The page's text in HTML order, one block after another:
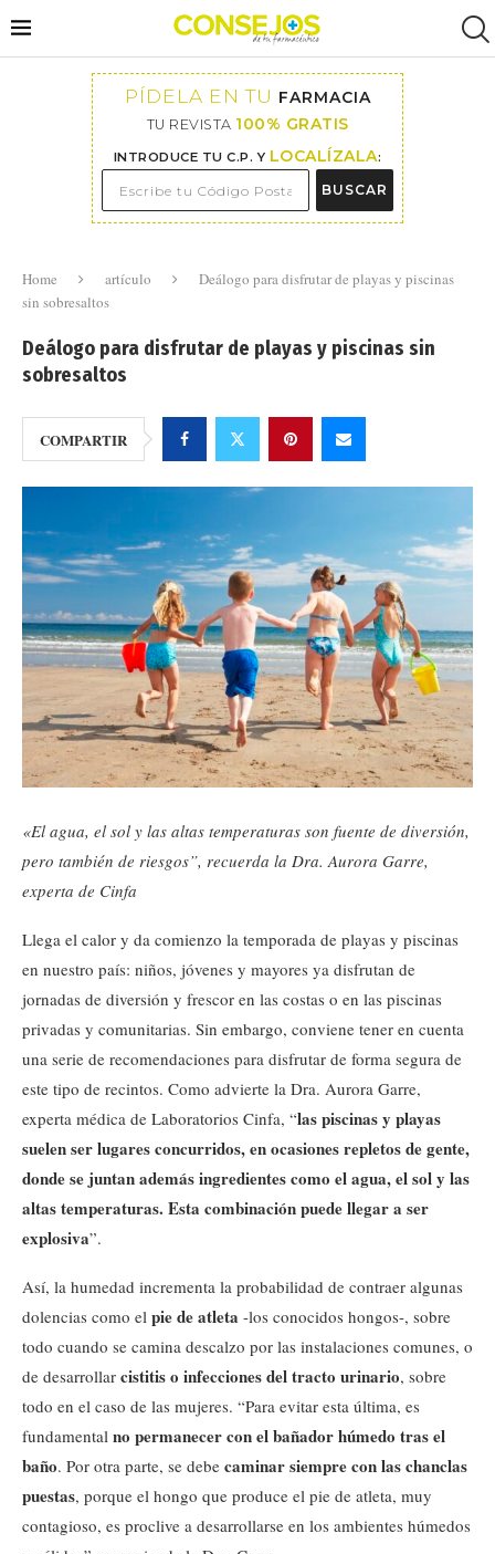
PÍDELA EN TU FARMACIA
TU REVISTA 100% GRATIS
INTRODUCE TU C.P. Y LOCALÍZALA:
BUSCAR
Home artículo
Deálogo para disfrutar de playas y piscinas
sin sobresaltos
Deálogo para disfrutar de playas y piscinas sin
sobresaltos
COMPARTIR
«El agua, el sol y las altas temperaturas son fuente de diversión,
pero también de riesgos”, recuerda la Dra. Aurora Garre,
experta de Cinfa
Llega el calor y da comienzo la temporada de playas y piscinas
en nuestro país: niños, jóvenes y mayores ya disfrutan de
jornadas de diversión y frescor en las costas o en las piscinas
privadas y comunitarias. Sin embargo, conviene tener en cuenta
una serie de recomendaciones para disfrutar de forma segura de
este tipo de recintos. Como advierte la Dra. Aurora Garre,
experta médica de Laboratorios Cinfa, “las piscinas y playas
suelen ser lugares concurridos, en ocasiones repletos de gente,
donde se juntan además ingredientes como el agua, el sol y las
altas temperaturas. Esta combinación puede llegar a ser
explosiva”.
Así, la humedad incrementa la probabilidad de contraer algunas
dolencias como el pie de atleta -los conocidos hongos-, sobre
todo cuando se camina descalzo por las instalaciones comunes, o
de desarrollar cistitis o infecciones del tracto urinario, sobre
todo en el caso de las mujeres. “Para evitar esta última, es
fundamental no permanecer con el bañador húmedo tras el
baño. Por otra parte, se debe caminar siempre con las chanclas
puestas, porque el hongo que produce el pie de atleta, muy
contagioso, es proclive a desarrollarse en los ambientes húmedos